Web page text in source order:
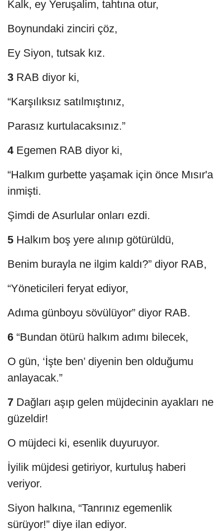
Kalk, ey Yeruşalim, tahtına otur,
Boynundaki zinciri çöz,
Ey Siyon, tutsak kız.
3 RAB diyor ki,
“Karşılıksız satılmıştınız,
Parasız kurtulacaksınız.”
4Egemen RAB diyor ki,
“Halkım gurbette yaşamak için önce Mısır'a
inmişti.
Şimdi de Asurlular onları ezdi.
5 Halkım boş yere alınıp götürüldü,
Benim burayla ne ilgim kaldı?” diyor RAB,
“Yöneticileri feryat ediyor,
Adıma günboyu sövülüyor” diyor RAB.
6 “Bundan ötürü halkım adımı bilecek,
O gün, ‘İşte ben’ diyenin ben olduğumu
anlayacak.”
7 Dağları aşıp gelen müjdecinin ayakları ne
güzeldir!
O müjdeci ki, esenlik duyuruyor.
İyilik müjdesi getiriyor, kurtuluş haberi
veriyor.
Siyon halkına, “Tanrınız egemenlik
sürüyor!” diye ilan ediyor.